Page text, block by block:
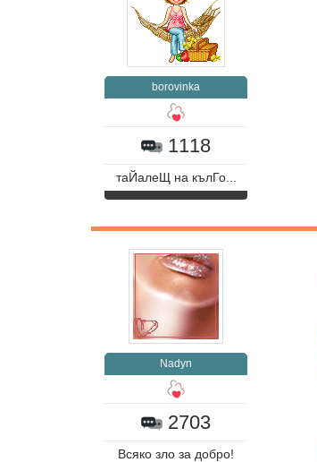
borovinka
1118
таЙалеЩ на кълГо...
Nadyn
2703
Всяко зло за добро!